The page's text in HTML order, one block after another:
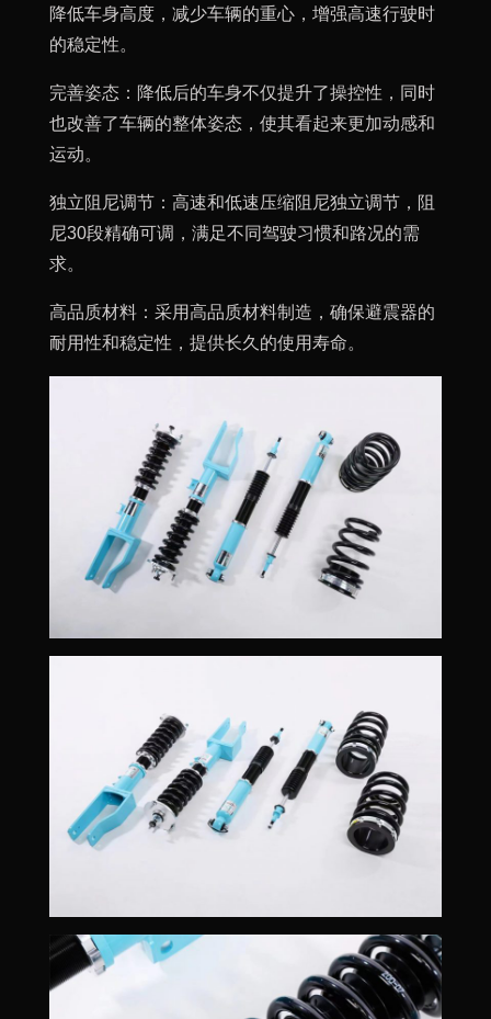
降低车身高度，减少车辆的重心，增强高速行驶时
的稳定性。
完善姿态：降低后的车身不仅提升了操控性，同时
也改善了车辆的整体姿态，使其看起来更加动感和
运动。
独立阻尼调节：高速和低速压缩阻尼独立调节，阻
尼30段精确可调，满足不同驾驶习惯和路况的需
求。
高品质材料：采用高品质材料制造，确保避震器的
耐用性和稳定性，提供长久的使用寿命。